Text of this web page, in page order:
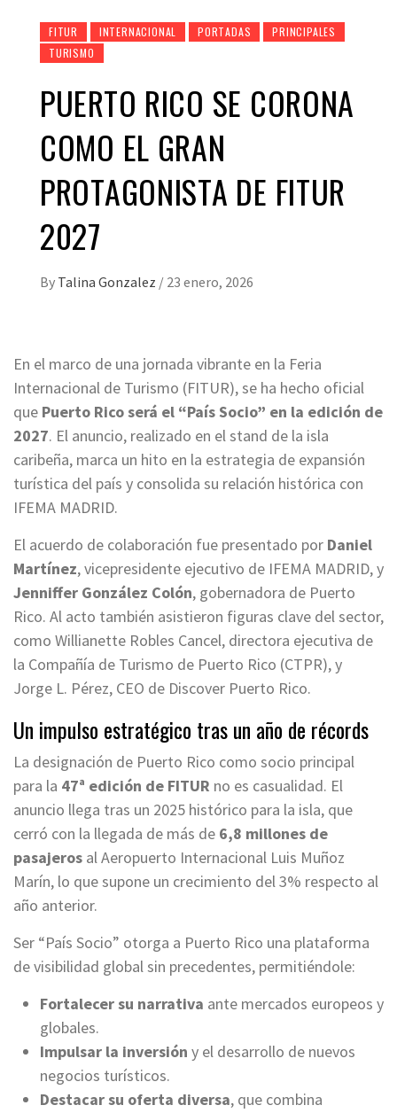
FITUR INTERNACIONAL PORTADAS
PRINCIPALES
TURISMO
PUERTO RICO SE CORONA
COMO EL GRAN
PROTAGONISTA DE FITUR
2027
By Talina Gonzalez / 23 enero, 2026
En el marco de una jornada vibrante en la Feria
Internacional de Turismo (FITUR), se ha hecho oficial
que Puerto Rico será el “País Socio” en la edición de
2027. El anuncio, realizado en el stand de la isla
caribeña, marca un hito en la estrategia de expansión
turística del país y consolida su relación histórica con
IFEMA MADRID.
El acuerdo de colaboración fue presentado por Daniel
Martínez, vicepresidente ejecutivo de IFEMA MADRID, y
Jenniffer González Colón, gobernadora de Puerto
Rico. Al acto también asistieron figuras clave del sector,
como Willianette Robles Cancel, directora ejecutiva de
la Compañía de Turismo de Puerto Rico (CTPR), y
Jorge L. Pérez, CEO de Discover Puerto Rico.
Un impulso estratégico tras un año de récords
La designación de Puerto Rico como socio principal
para la 47ª edición de FITUR no es casualidad. El
anuncio llega tras un 2025 histórico para la isla, que
cerró con la llegada de más de 6,8 millones de
pasajeros al Aeropuerto Internacional Luis Muñoz
Marín, lo que supone un crecimiento del 3% respecto al
año anterior.
Ser “País Socio” otorga a Puerto Rico una plataforma
de visibilidad global sin precedentes, permitiéndole:
Fortalecer su narrativa ante mercados europeos y
globales.
Impulsar la inversión y el desarrollo de nuevos
negocios turísticos.
Destacar su oferta diversa, que combina